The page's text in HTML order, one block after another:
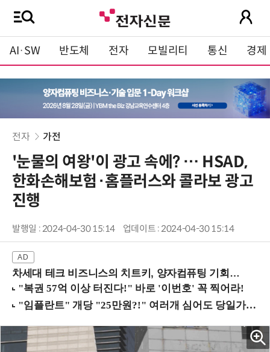
AI·SW 반도체 전자 모빌리티 통신 경제
전자 가전
'눈물의 여왕'이 광고 속에? … HSAD,
한화손해보험·홈플러스와 콜라보 광고
진행
발행일 : 2024-04-30 15:14 업데이트 : 2024-04-30 15:14
차세대 테크 비즈니스의 치트키, 양자컴퓨팅 기회를 선점하라! (8/28 강남역)